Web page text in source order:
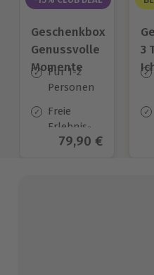
Geschenkbox
Genussvolle
Momente
Für 1-2
Personen
Freie
Erlebnis-
Auswahl
Aktueller Preis
79,90 €
3